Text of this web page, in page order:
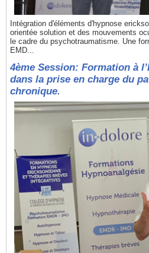
Intégration d'éléments d'hypnose
orientée solution et des mouvements
le cadre du psychotraumatisme. Une
EMD...
4ème Session: Formation à
dans la prise en charge du
chronique.